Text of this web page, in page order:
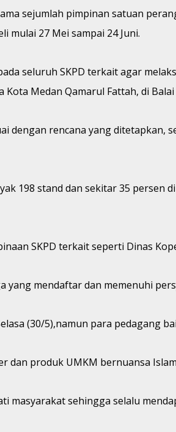
sejumlah pimpinan satuan
mulai 27 Mei sampai 24 Juni.
seluruh SKPD terkait agar
Medan Qamarul Fattah, di
dengan rencana yang
198 stand dan sekitar 35
SKPD terkait seperti Dinas
yang mendaftar dan memenuhi
(30/5),namun para pedagang
dan produk UMKM bernuansa
masyarakat sehingga selalu